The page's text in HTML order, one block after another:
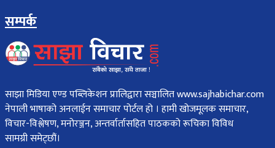
सम्पर्क
साझा मिडिया एण्ड पब्लिकेशन प्रालिद्वारा सञ्चालित www.sajhabichar.com
नेपाली भाषाको अनलाईन समाचार पोर्टल हो । हामी खोजमूलक समाचार,
विचार-विश्लेषण, मनोरञ्जन, अन्तर्वार्तासहित पाठकको रूचिका विविध
सामग्री समेट्छौं।